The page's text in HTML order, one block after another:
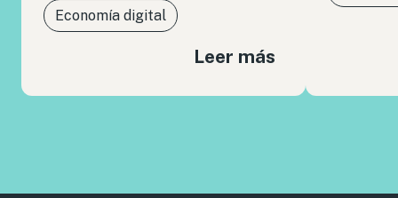
Economía digital
Leer más